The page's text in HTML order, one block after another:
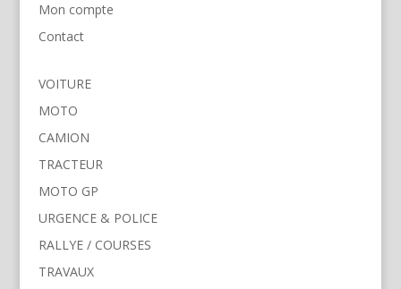
Mon compte
Contact
VOITURE
MOTO
CAMION
TRACTEUR
MOTO GP
URGENCE & POLICE
RALLYE / COURSES
TRAVAUX